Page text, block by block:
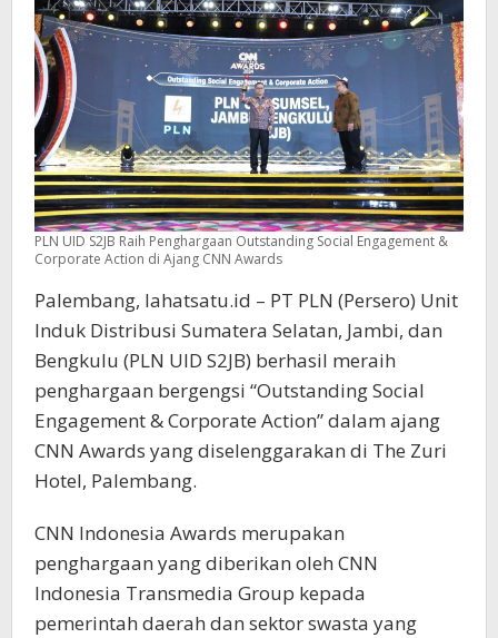
di
Ajang
CNN
Awards
PLN UID S2JB Raih Penghargaan Outstanding Social Engagement &
Corporate Action di Ajang CNN Awards
Palembang, lahatsatu.id – PT PLN (Persero) Unit
Induk Distribusi Sumatera Selatan, Jambi, dan
Bengkulu (PLN UID S2JB) berhasil meraih
penghargaan bergengsi “Outstanding Social
Engagement & Corporate Action” dalam ajang
CNN Awards yang diselenggarakan di The Zuri
Hotel, Palembang.
CNN Indonesia Awards merupakan
penghargaan yang diberikan oleh CNN
Indonesia Transmedia Group kepada
pemerintah daerah dan sektor swasta yang